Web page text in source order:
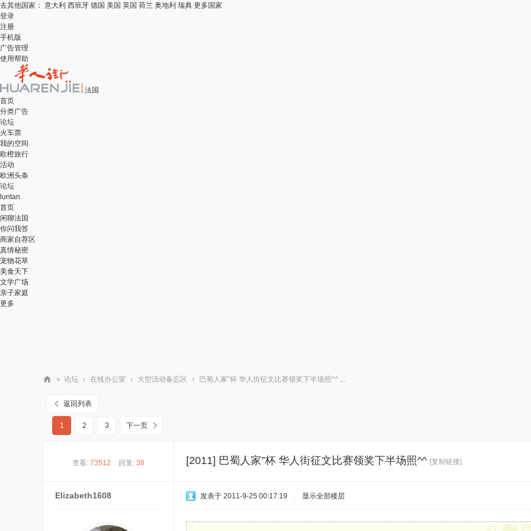
去其他国家： 意大利 西班牙 德国 美国 英国 荷兰 奥地利 瑞典 更多国家
登录
注册
手机版
广告管理
使用帮助
法国
首页
分类广告
论坛
火车票
我的空间
欧橙旅行
活动
欧洲头条
论坛
luntan
首页
闲聊法国
你问我答
商家自荐区
真情秘密
宠物花草
美食天下
文学广场
亲子家庭
更多
» 论坛 › 在线办公室 › 大型活动备忘区 › 巴蜀人家”杯 华人街征文比赛领奖下半场照^^ ...
返回列表
1 2 3 下一页
查看: 73512 回复: 38 [2011] 巴蜀人家”杯 华人街征文比赛领奖下半场照^^ [复制链接]
Elizabeth1608 发表于 2011-9-25 00:17:19 显示全部楼层